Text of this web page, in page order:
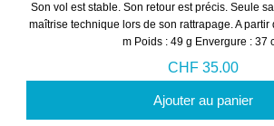
Son vol est stable. Son retour est précis. Seule
maîtrise technique lors de son rattrapage. A partir
m Poids : 49 g Envergure : 37
CHF 35.00
Ajouter au panier